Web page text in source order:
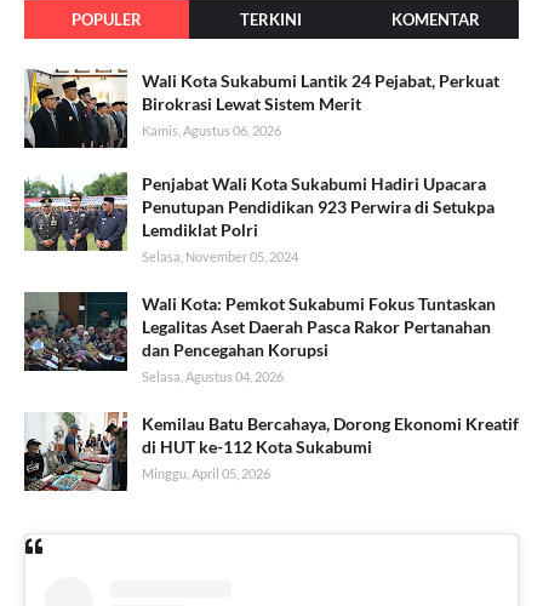
POPULER TERKINI KOMENTAR
Wali Kota Sukabumi Lantik 24 Pejabat, Perkuat
Birokrasi Lewat Sistem Merit
Kamis, Agustus 06, 2026
Penjabat Wali Kota Sukabumi Hadiri Upacara
Penutupan Pendidikan 923 Perwira di Setukpa
Lemdiklat Polri
Selasa, November 05, 2024
Wali Kota: Pemkot Sukabumi Fokus Tuntaskan
Legalitas Aset Daerah Pasca Rakor Pertanahan
dan Pencegahan Korupsi
Selasa, Agustus 04, 2026
Kemilau Batu Bercahaya, Dorong Ekonomi Kreatif
di HUT ke-112 Kota Sukabumi
Minggu, April 05, 2026